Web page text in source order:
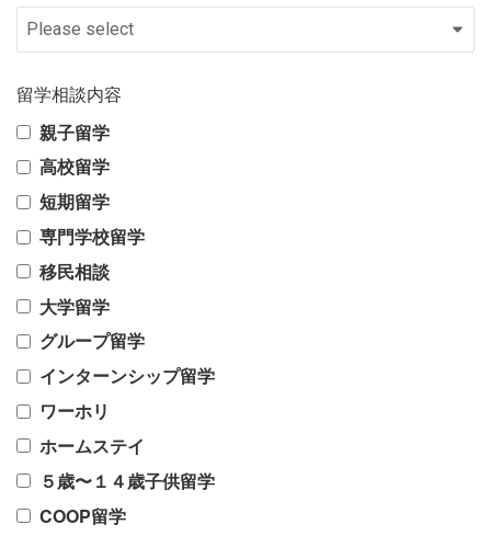
留学相談内容
親子留学
高校留学
短期留学
専門学校留学
移民相談
大学留学
グループ留学
インターンシップ留学
ワーホリ
ホームステイ
５歳〜１４歳子供留学
COOP留学